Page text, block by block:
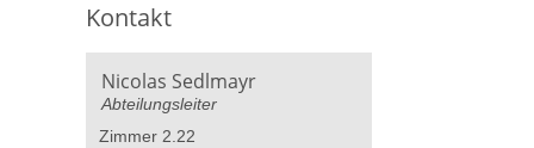
Kontakt
Nicolas Sedlmayr
Abteilungsleiter
Zimmer 2.22